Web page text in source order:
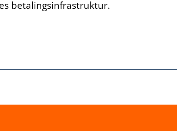
betalingsinfrastruktur.